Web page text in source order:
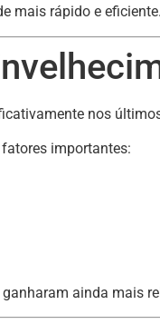
mais rápido e eficiente.
nos
importantes:
ainda mais